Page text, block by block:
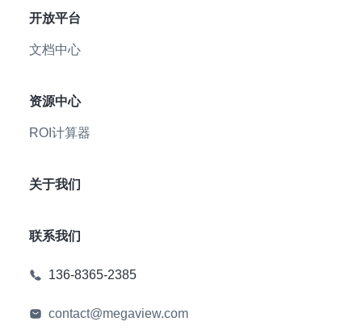
开放平台
文档中心
资源中心
ROI计算器
关于我们
联系我们
136-8365-2385
contact@megaview.com